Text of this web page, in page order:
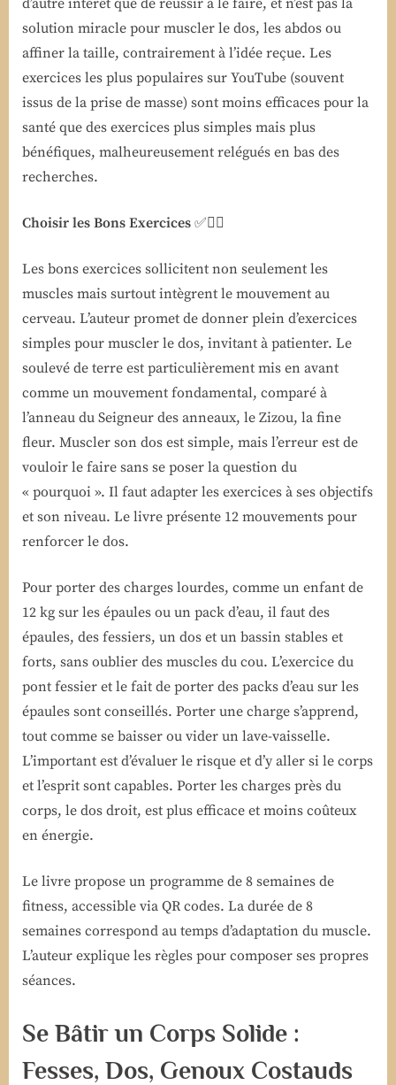
solution miracle pour muscler le dos, les abdos ou
affiner la taille, contrairement à l’idée reçue. Les
exercices les plus populaires sur YouTube (souvent
issus de la prise de masse) sont moins efficaces pour la
santé que des exercices plus simples mais plus
bénéfiques, malheureusement relégués en bas des
recherches.
Choisir les Bons Exercices ✅🤸‍♂️
Les bons exercices sollicitent non seulement les
muscles mais surtout intègrent le mouvement au
cerveau. L’auteur promet de donner plein d’exercices
simples pour muscler le dos, invitant à patienter. Le
soulevé de terre est particulièrement mis en avant
comme un mouvement fondamental, comparé à
l’anneau du Seigneur des anneaux, le Zizou, la fine
fleur. Muscler son dos est simple, mais l’erreur est de
vouloir le faire sans se poser la question du
« pourquoi ». Il faut adapter les exercices à ses objectifs
et son niveau. Le livre présente 12 mouvements pour
renforcer le dos.
Pour porter des charges lourdes, comme un enfant de
12 kg sur les épaules ou un pack d’eau, il faut des
épaules, des fessiers, un dos et un bassin stables et
forts, sans oublier des muscles du cou. L’exercice du
pont fessier et le fait de porter des packs d’eau sur les
épaules sont conseillés. Porter une charge s’apprend,
tout comme se baisser ou vider un lave-vaisselle.
L’important est d’évaluer le risque et d’y aller si le corps
et l’esprit sont capables. Porter les charges près du
corps, le dos droit, est plus efficace et moins coûteux
en énergie.
Le livre propose un programme de 8 semaines de
fitness, accessible via QR codes. La durée de 8
semaines correspond au temps d’adaptation du muscle.
L’auteur explique les règles pour composer ses propres
séances.
Se Bâtir un Corps Solide :
Fesses, Dos, Genoux Costauds